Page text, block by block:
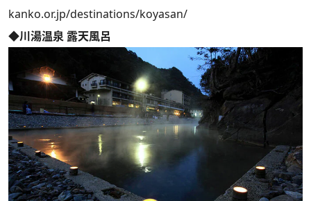
kanko.or.jp/destinations/koyasan/
◆川湯温泉 露天風呂